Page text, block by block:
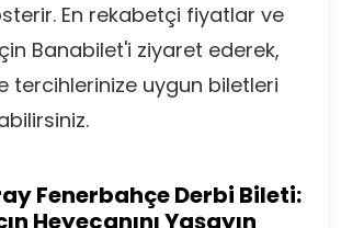
En rekabetçi fiyatlar ve
Banabilet'i ziyaret ederek,
tercihlerinize uygun biletleri
Fenerbahçe Derbi Bileti:
Heyecanını Yaşayın